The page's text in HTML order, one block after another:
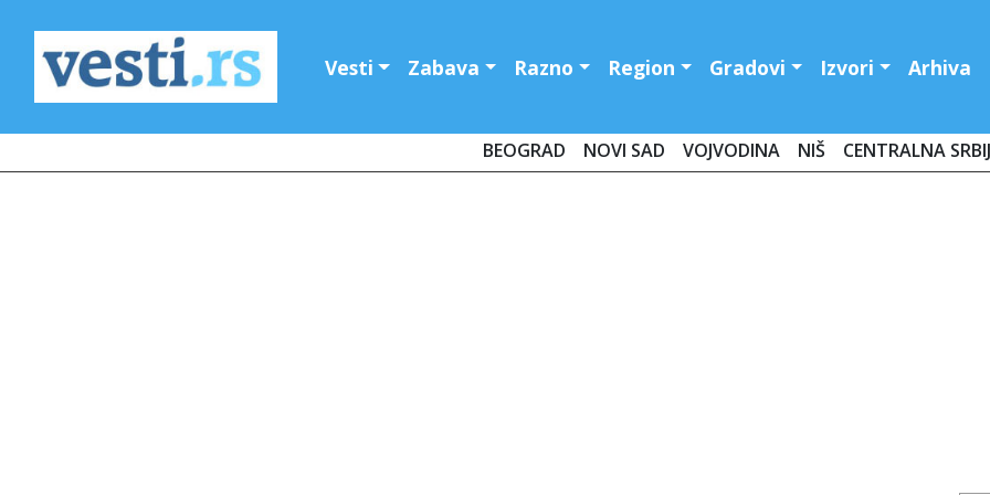
Vesti Zabava Razno Region Gradovi Izvori Arhiva
BEOGRAD NOVI SAD VOJVODINA NIŠ CENTRALNA